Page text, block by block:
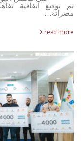
تم توقيع اتفاقية
مصراتة…
read more